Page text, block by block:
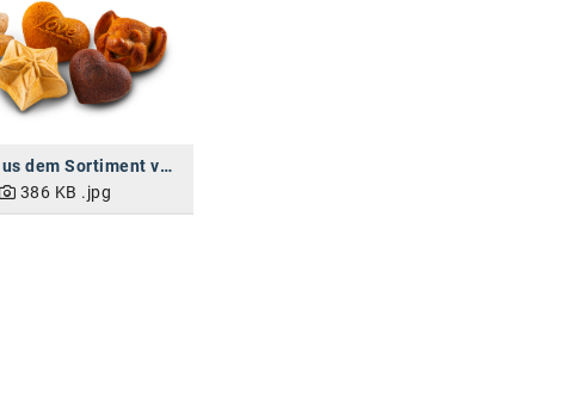
Auszug aus dem Sortiment von Bake the Shape
386 KB .jpg